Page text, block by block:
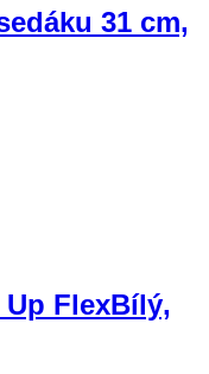
31 cm,
FlexBílý,